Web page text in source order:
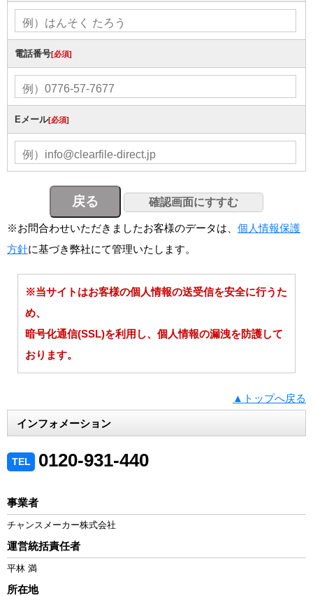
電話番号[必須]
Eメール[必須]
※お問合わせいただきましたお客様のデータは、 個人情報保護
方針に基づき弊社にて管理いたします。
※当サイトはお客様の個人情報の送受信を安全に行うた
め、
暗号化通信(SSL)を利用し、個人情報の漏洩を防護して
おります。
▲トップへ戻る
インフォメーション
TEL 0120-931-440
事業者
チャンスメーカー株式会社
運営統括責任者
平林 満
所在地